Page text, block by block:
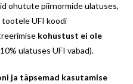
ohutute piirnormide ulatuses,
tootele UFI koodi
kohustust ei ole
ulatuses UFI vabad).
ja täpsemad kasutamise